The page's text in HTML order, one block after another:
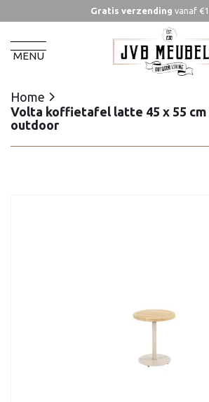
Gratis verzending vanaf
MENU
Home
Volta koffietafel latte 45 x 55 cm
outdoor
Home
Volta koffietafel latte 45 x 55 cm
outdoor